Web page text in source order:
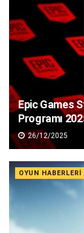
Epic Games
Programı
26/12/2025
OYUN HABERLERI